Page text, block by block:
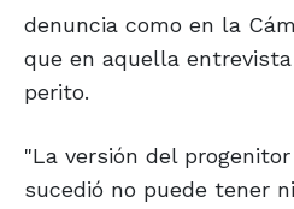
denuncia como en la
que en aquella
perito.
"La versión del
sucedió no puede tener